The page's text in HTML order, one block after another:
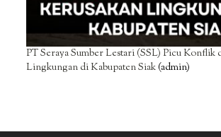
PT Seraya Sumber Lestari (SSL) Picu Konflik
Lingkungan di Kabupaten Siak(admin)